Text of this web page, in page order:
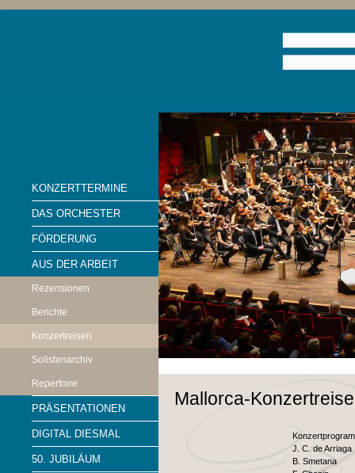
KONZERTTERMINE
DAS ORCHESTER
FÖRDERUNG
AUS DER ARBEIT
Rezensionen
Berichte
Konzertreisen
Solistenarchiv
Repertoire
PRÄSENTATIONEN
DIGITAL DIESMAL
50. JUBILÄUM
Mallorca-
J. C. de Arriaga
B. Smetana